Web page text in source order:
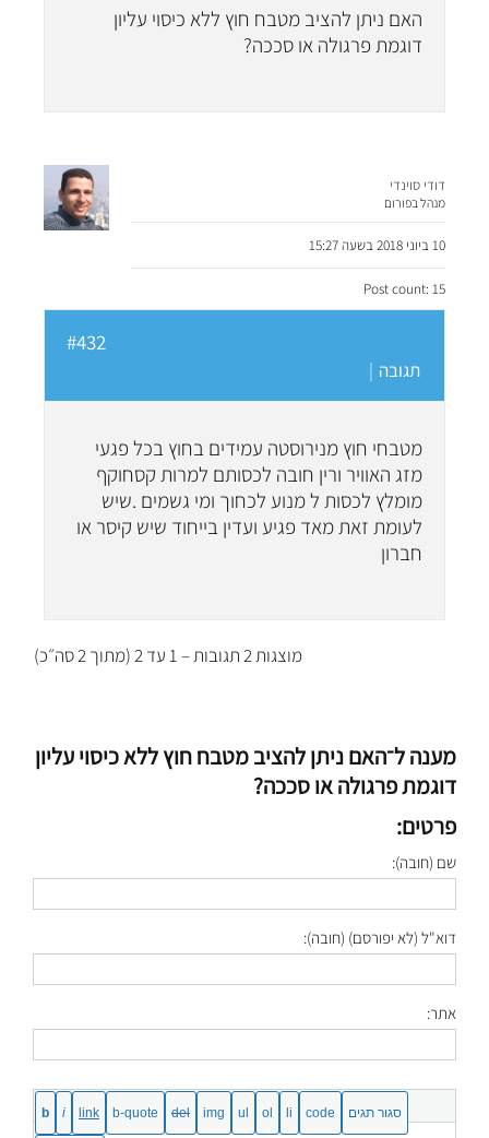
האם ניתן להציב מטבח חוץ ללא כיסוי עליון
דוגמת פרגולה או סככה?
דודי סוינדי
מנהל בפורום
10 ביוני 2018 בשעה 15:27
Post count: 15
#432
תגובה |
מטבחי חוץ מנירוסטה עמידים בחוץ בכל פגעי
מזג האוויר ורין חובה לכסותם למרות קסחוקף
מומלץ לכסות ל מנוע לכחוך ומי גשמים .שיש
לעומת זאת מאד פגיע ועדין בייחוד שיש קיסר או
חברון
מוצגות 2 תגובות – 1 עד 2 (מתוך 2 סה״כ)
מענה ל־האם ניתן להציב מטבח חוץ ללא כיסוי עליון
דוגמת פרגולה או סככה?
פרטים:
שם (חובה):
דוא"ל (לא יפורסם) (חובה):
אתר: